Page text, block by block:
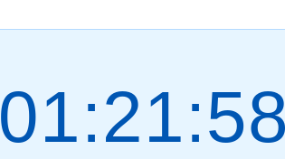
01:21:59